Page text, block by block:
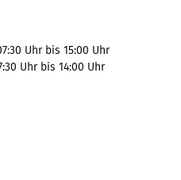
Uhr bis 15:00 Uhr
bis 14:00 Uhr